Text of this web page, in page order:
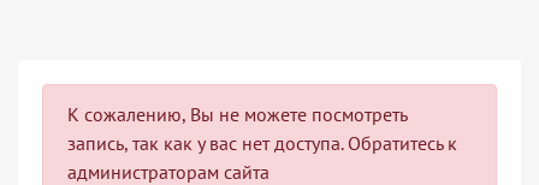
К сожалению, Вы не можете посмотреть
запись, так как у вас нет доступа. Обратитесь к
администраторам сайта